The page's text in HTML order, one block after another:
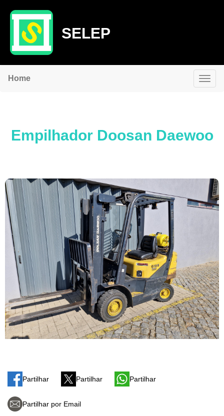
SELEP
Home
Empilhador Doosan Daewoo
Partilhar Partilhar Partilhar
Partilhar por Email